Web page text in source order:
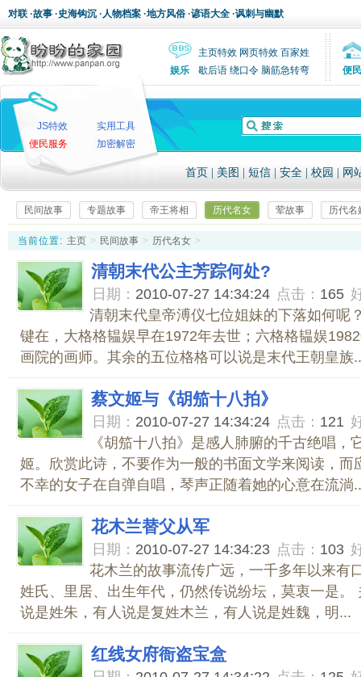
对联 ·故事 ·史海钩沉 ·人物档案 ·地方风俗 ·谚语大全 ·讽刺与幽默
主页特效 网页特效 百家姓
娱乐
歇后语 绕口令 脑筋急转弯 便民
JS特效
实用工具
便民服务
加密解密
首页 美图 短信 安全 校园 网
民间故事 专题故事 帝王将相 历代名女 荤故事 历代名
当前位置: 主页 > 民间故事 > 历代名女 >
清朝末代公主芳踪何处?
日期： 2010-07-27 14:34:24 点击： 165
清朝末代皇帝溥仪七位姐妹的下落如何呢
键在，大格格韫娱早在1972年去世；六格格韫娱
画院的画师。其余的五位格格可以说是末代王朝皇族
蔡文姬与《胡笳十八拍》
日期： 2010-07-27 14:34:24 点击： 121
《胡笳十八拍》是感人肺腑的千古绝唱，
姬。欣赏此诗，不要作为一般的书面文学来阅读，而
不幸的女子在自弹自唱，琴声正随着她的心意在流淌
花木兰替父从军
日期： 2010-07-27 14:34:23 点击： 103
花木兰的故事流传广远，一千多年以来有
姓氏、里居、出生年代，仍然传说纷坛，莫衷一是。
说是姓朱，有人说是复姓木兰，有人说是姓魏，明...
红线女府衙盗宝盒